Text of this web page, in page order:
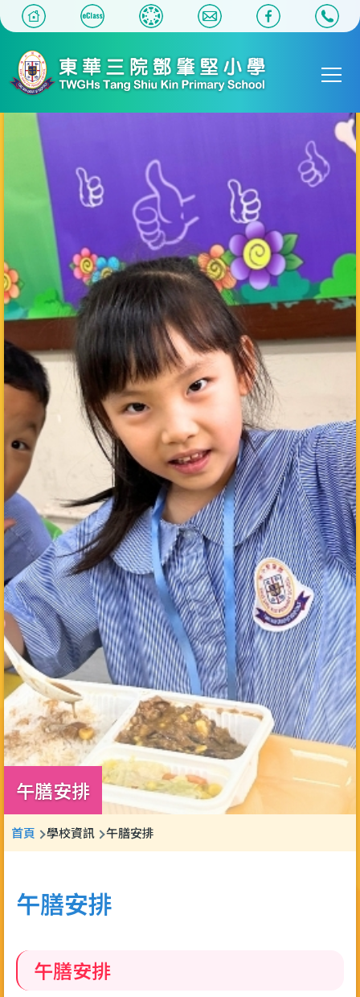
移至主內容
Main
午膳安排
導
航
結
首頁 學校資訊 午膳安排
午膳安排
午膳安排